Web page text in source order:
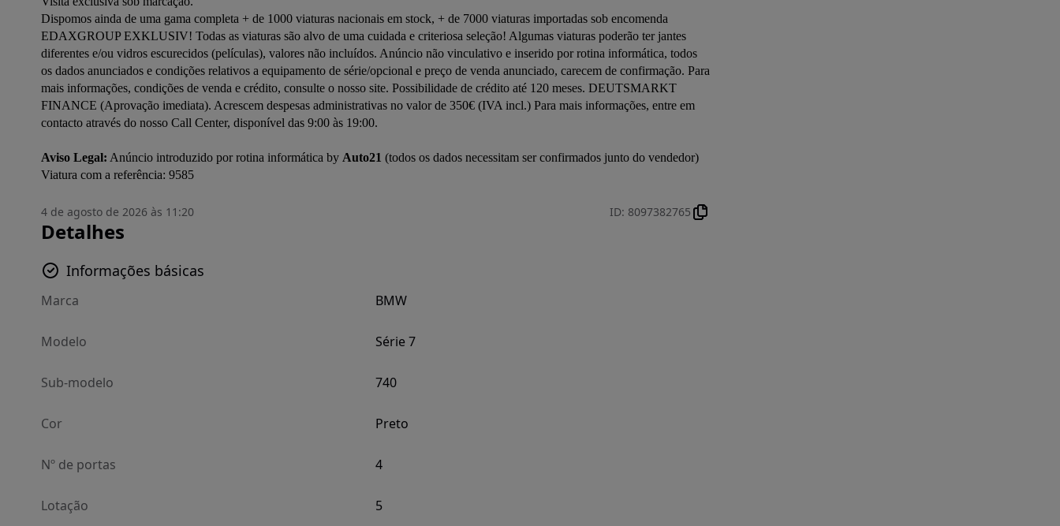
Dispomos ainda de uma gama completa + de 1000 viaturas nacionais em stock, + de 7000 viaturas importadas sob encomenda
EDAXGROUP EXKLUSIV! Todas as viaturas são alvo de uma cuidada e criteriosa seleção! Algumas viaturas poderão ter jantes
diferentes e/ou vidros escurecidos (películas), valores não incluídos. Anúncio não vinculativo e inserido por rotina informática, todos
os dados anunciados e condições relativos a equipamento de série/opcional e preço de venda anunciado, carecem de confirmação. Para
mais informações, condições de venda e crédito, consulte o nosso site. Possibilidade de crédito até 120 meses. DEUTSMARKT
FINANCE (Aprovação imediata). Acrescem despesas administrativas no valor de 350€ (IVA incl.) Para mais informações, entre em
contacto através do nosso Call Center, disponível das 9:00 às 19:00.
Aviso Legal: Anúncio introduzido por rotina informática by Auto21 (todos os dados necessitam ser confirmados junto do vendedor)
Viatura com a referência: 9585
4 de agosto de 2026 às 11:20 ID: 8097382765
Detalhes
Informações básicas
Marca BMW
Modelo Série 7
Sub-modelo 740
Cor Preto
Nº de portas 4
Lotação 5